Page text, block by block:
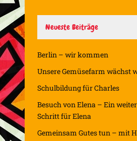
Neueste Beiträge
Berlin – wir kommen
Unsere Gemüsefarm wächst
Schulbildung für Charles
Besuch von Elena – Ein
Schritt für Elena
Gemeinsam Gutes tun – mit